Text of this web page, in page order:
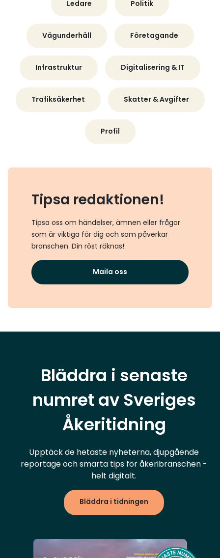
Ledare Politik
Vägunderhåll Företagande
Infrastruktur Digitalisering & IT
Trafiksäkerhet Skatter & Avgifter
Profil
Tipsa redaktionen!
Tipsa oss om händelser, ämnen eller frågor
som är viktiga för dig och som påverkar
branschen. Din röst räknas!
Maila oss
Bläddra i senaste
numret av Sveriges
Åkeritidning
Upptäck de hetaste nyheterna, djupgående
reportage och smarta tips för åkeribranschen -
helt digitalt.
Bläddra i tidningen